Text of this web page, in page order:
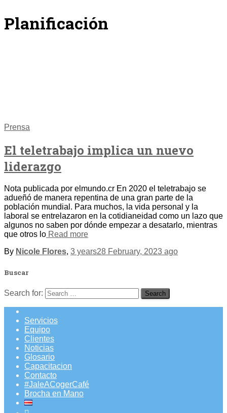
Planificación
Prensa
El teletrabajo implica un nuevo
liderazgo
Nota publicada por elmundo.cr En 2020 el teletrabajo se
adueñó de manera repentina de una gran parte de la
población mundial. Para muchos, la vida personal y la
laboral se entrelazaron en la cotidianeidad como un lazo que
algunos no saben por dónde empezar a desatarlo, mientras
que otros lo Read more
By Nicole Flores, 3 years28 February, 2023 ago
Buscar
Search for:
Servicios
Equipo
Clientes
Noticias
Glosario
Capacitacion
Contacto
#JaleACogerCafé
Brocha en Mano